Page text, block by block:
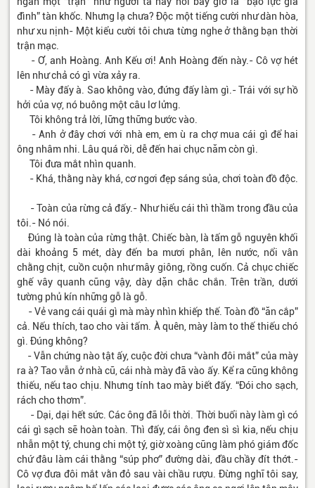
đình” tàn khốc. Nhưng lạ chưa? Độc một tiếng cười như dàn hòa,
như xu nịnh- Một kiểu cười tôi chưa từng nghe ở thằng bạn thời
trận mạc.
- Ơ, anh Hoàng. Anh Kếu ơi! Anh Hoàng đến này.- Cô vợ hét
lên như chả có gì vừa xảy ra.
- Mày đấy à. Sao không vào, đứng đấy làm gì.- Trái với sự hồ
hởi của vợ, nó buông một câu lơ lửng.
Tôi không trả lời, lững thững bước vào.
- Anh ở đây chơi với nhà em, em ù ra chợ mua cái gì để hai
ông nhâm nhi. Lâu quá rồi, dễ đến hai chục năm còn gì.
Tôi đưa mắt nhìn quanh.
- Khá, thằng này khá, cơ ngơi đẹp sáng sủa, chơi toàn đồ độc.
- Toàn của rừng cả đấy.- Như hiểu cái thì thầm trong đầu của
tôi.- Nó nói.
Đúng là toàn của rừng thật. Chiếc bàn, là tấm gỗ nguyên khối
dài khoảng 5 mét, dày đến ba mươi phân, lên nước, nổi vân
chằng chịt, cuồn cuộn như mây giông, rồng cuốn. Cả chục chiếc
ghế vây quanh cũng vậy, dày dặn chắc chắn. Trên trần, dưới
tường phủ kín những gỗ là gỗ.
- Vẻ vang cái quái gì mà mày nhìn khiếp thế. Toàn đồ “ăn cắp”
cả. Nếu thích, tao cho vài tấm. À quên, mày làm to thế thiếu chó
gì. Đúng không?
- Vẫn chứng nào tật ấy, cuộc đời chưa “vành đôi mắt” của mày
ra à? Tao vẫn ở nhà cũ, cái nhà mày đã vào ấy. Kể ra cũng không
thiếu, nếu tao chịu. Nhưng tính tao mày biết đấy. “Đói cho sạch,
rách cho thơm”.
- Dại, dại hết sức. Các ông đã lỗi thời. Thời buổi này làm gì có
cái gì sạch sẽ hoàn toàn. Thì đấy, cái ông đen sì sì kia, nếu chịu
nhẫn một tý, chung chi một tý, giờ xoàng cũng làm phó giám đốc
chứ đâu làm cái thằng “súp phơ” đường dài, đầu chầy đít thớt.-
Cô vợ đưa đôi mắt vằn đỏ sau vài chầu rượu. Đừng nghĩ tôi say,